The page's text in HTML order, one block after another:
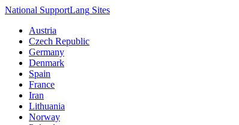
National SupportLang Sites
Austria
Czech Republic
Germany
Denmark
Spain
France
Iran
Lithuania
Norway